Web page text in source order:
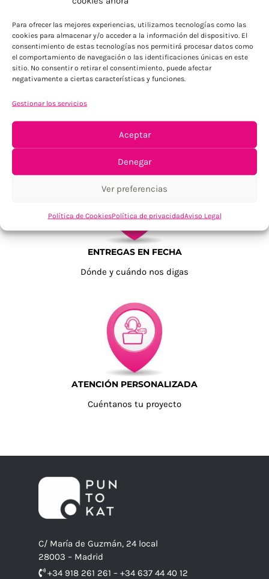
Para ofrecer las mejores experiencias, utilizamos tecnologías como las
cookies para almacenar y/o acceder a la información del dispositivo. El
consentimiento de estas tecnologías nos permitirá procesar datos como
el comportamiento de navegación o las identificaciones únicas en este
sitio. No consentir o retirar el consentimiento, puede afectar
negativamente a ciertas características y funciones.
Gestionar los servicios
Aceptar
Denegar
Ver preferencias
Política de CookiesPolítica de privacidadAviso Legal
Para Península, resto consultar
TU SATISFACCIÓN = LA NUESTRA
Tu confianza, nuestro objetivo
ENTREGAS EN FECHA
Dónde y cuándo nos digas
ATENCIÓN PERSONALIZADA
Cuéntanos tu proyecto
C/ María de Guzmán, 24 local
28003 – Madrid
+34 918 261 261 – +34 637 44 40 12